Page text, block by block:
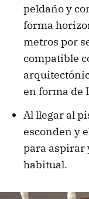
peldaño y
forma
metros por
compatible
en forma de
Al llegar al
esconden y
para aspirar
habitual.